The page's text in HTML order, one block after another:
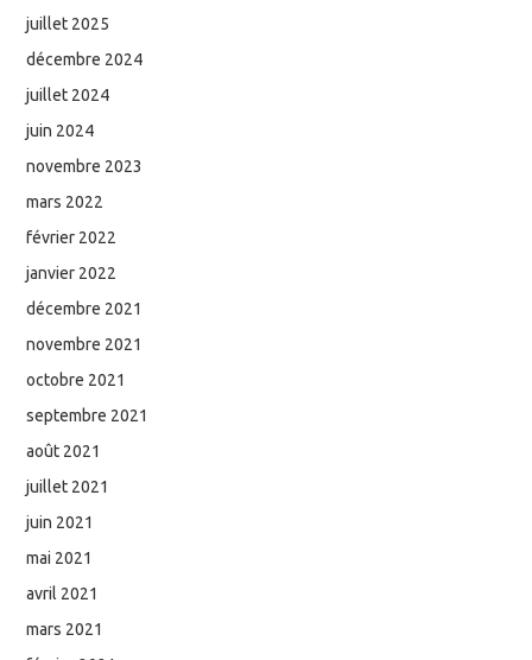
juillet 2025
décembre 2024
juillet 2024
juin 2024
novembre 2023
mars 2022
février 2022
janvier 2022
décembre 2021
novembre 2021
octobre 2021
septembre 2021
août 2021
juillet 2021
juin 2021
mai 2021
avril 2021
mars 2021